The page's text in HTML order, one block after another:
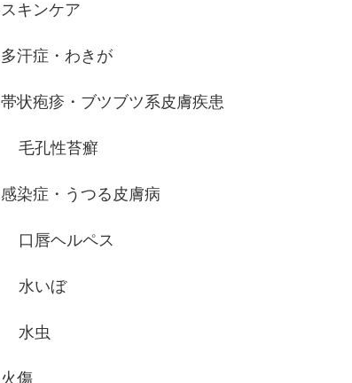
スキンケア
多汗症・わきが
帯状疱疹・ブツブツ系皮膚疾患
毛孔性苔癬
感染症・うつる皮膚病
口唇ヘルペス
水いぼ
水虫
火傷